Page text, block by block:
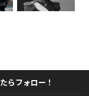
らフォロー！